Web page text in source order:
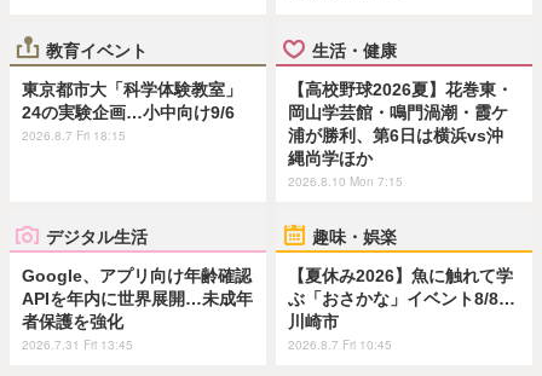
教育イベント
東京都市大「科学体験教室」
24の実験企画…小中向け9/6
2026.8.7 Fri 18:15
生活・健康
【高校野球2026夏】花巻東・
岡山学芸館・鳴門渦潮・霞ケ
浦が勝利、第6日は横浜vs沖
縄尚学ほか
2026.8.10 Mon 7:15
デジタル生活
Google、アプリ向け年齢確認
APIを年内に世界展開…未成年
者保護を強化
2026.7.31 Fri 13:45
趣味・娯楽
【夏休み2026】魚に触れて学
ぶ「おさかな」イベント8/8…
川崎市
2026.8.7 Fri 10:45